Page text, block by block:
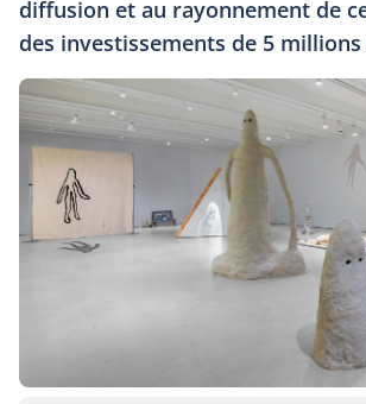
diffusion et au rayonnement de
des investissements de 5